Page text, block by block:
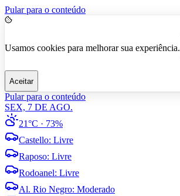
Pular para o conteúdo
Usamos cookies para melhorar sua experiência.
Aceitar
Pular para o conteúdo
SEX, 7 DE AGO.
21°C · 73%
Castello: Livre
Raposo: Livre
Rodoanel: Livre
Al. Rio Negro: Moderado